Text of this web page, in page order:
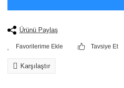
Ürünü Paylaş
Tavsiye Et
Karşılaştır